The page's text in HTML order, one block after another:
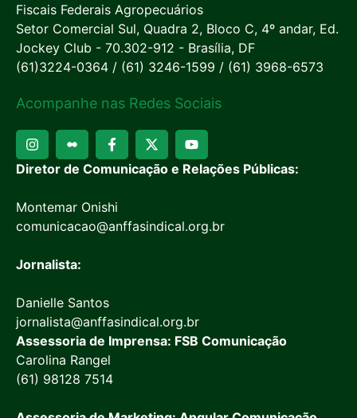
Fiscais Federais Agropecuários
Setor Comercial Sul, Quadra 2, Bloco C, 4º andar, Ed.
Jockey Club - 70.302-912 - Brasília, DF
(61)3224-0364 / (61) 3246-1599 / (61) 3968-6573
Acompanhe nas Redes Sociais
Diretor de Comunicação e Relações Públicas:
Montemar Onishi
comunicacao@anffasindical.org.br
Jornalista:
Danielle Santos
jornalista@anffasindical.org.br
Assessoria de Imprensa: FSB Comunicação
Carolina Rangel
(61) 98128 7514